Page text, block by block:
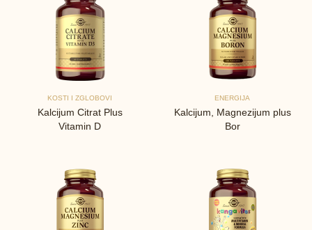
KOSTI I ZGLOBOVI
Kalcijum Citrat Plus
Vitamin D
ENERGIJA
Kalcijum, Magnezijum plus
Bor